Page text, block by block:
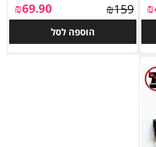
₪
₪159
₪69.90
הוספה לסל